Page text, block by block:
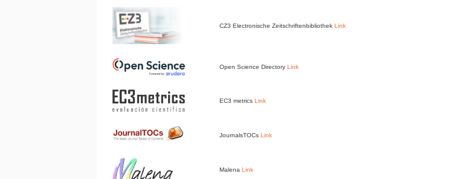
CZ3 Electronische ZeitschriftenbibliothekLink
Open Science DirectoryLink
EC3 metricsLink
JournalsTOCsLink
MalenaLink